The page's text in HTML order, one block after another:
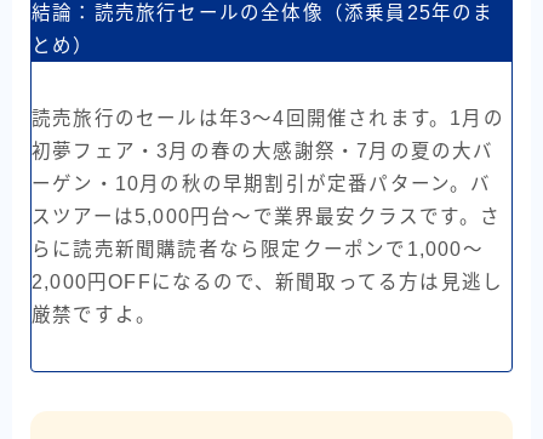
結論：読売旅行セールの全体像（添乗員25年のま
とめ）
読売旅行のセールは年3〜4回開催されます。1月の
初夢フェア・3月の春の大感謝祭・7月の夏の大バ
ーゲン・10月の秋の早期割引が定番パターン。バ
スツアーは5,000円台〜で業界最安クラスです。さ
らに読売新聞購読者なら限定クーポンで1,000〜
2,000円OFFになるので、新聞取ってる方は見逃し
厳禁ですよ。